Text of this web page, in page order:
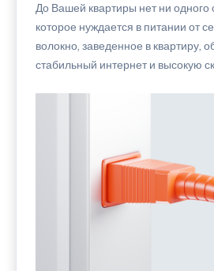
До Вашей квартиры нет ни одного
которое нуждается в питании от
волокно, заведенное в квартиру,
стабильный интернет и высокую